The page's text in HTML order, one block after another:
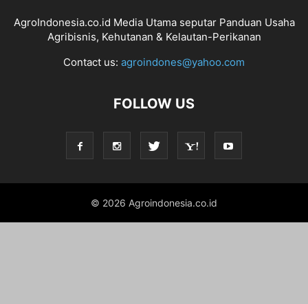
AgroIndonesia.co.id Media Utama seputar Panduan Usaha
Agribisnis, Kehutanan & Kelautan-Perikanan
Contact us: agroindones@yahoo.com
FOLLOW US
© 2026 Agroindonesia.co.id